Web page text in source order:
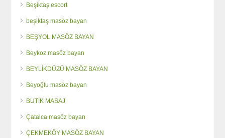
Beşiktaş escort
beşiktaş masöz bayan
BEŞYOL MASÖZ BAYAN
Beykoz masöz bayan
BEYLİKDÜZÜ MASÖZ BAYAN
Beyoğlu masöz bayan
BUTİK MASAJ
Çatalca masöz bayan
ÇEKMEKÖY MASÖZ BAYAN